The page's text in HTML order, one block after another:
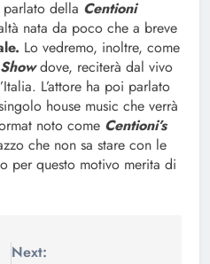
della Centioni
nata da poco che a breve
Lo vedremo, inoltre, come
dove, reciterà dal vivo
L’attore ha poi parlato
house music che verrà
noto come Centioni’s
che non sa stare con le
per questo motivo merita di
Next: